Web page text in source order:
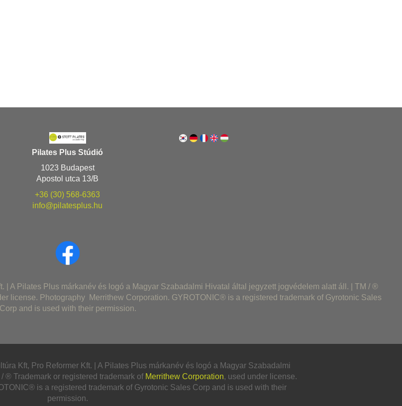
Pilates Plus Stúdió
1023 Budapest
Apostol utca 13/B
+36 (30) 568-6363
info@pilatesplus.hu
A Pilates Plus márkanév és logó a Magyar Szabadalmi Hivatal által jegyzett jogvédelem alatt áll. | TM / ®
license. Photography Merrithew Corporation. GYROTONIC® is a registered trademark of Gyrotonic Sales
Corp and is used with their permission.
Kft, Pro Reformer Kft. | A Pilates Plus márkanév és logó a Magyar Szabadalmi
® Trademark or registered trademark of Merrithew Corporation, used under license.
is a registered trademark of Gyrotonic Sales Corp and is used with their
permission.